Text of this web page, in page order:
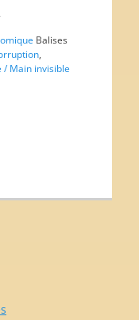
Balises
,
/ Main invisible